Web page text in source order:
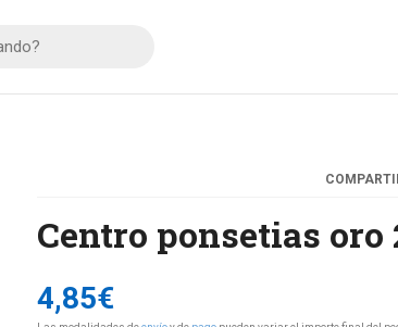
Centro ponsetias oro
4,85€